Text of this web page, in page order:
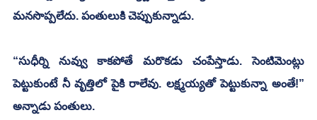
మనసొప్పలేదు. పంతులుకి చెప్పుకున్నాడు.
“సుధీర్ని నువ్వు కాకపోతే మరొకడు చంపేస్తాడు. సెంటిమెంట్లు
పెట్టుకుంటే నీ వృత్తిలో పైకి రాలేవు. లక్ష్మయ్యతో పెట్టుకున్నా అంతే!”
అన్నాడు పంతులు.